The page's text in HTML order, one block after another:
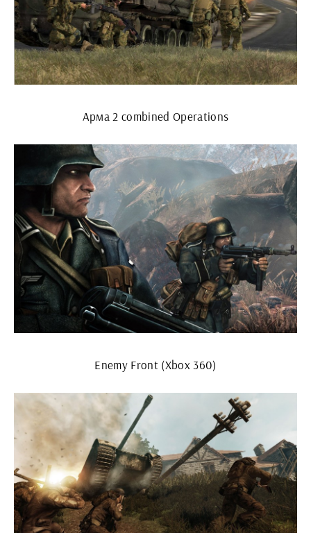
Арма 2 combined Operations
Enemy Front (Xbox 360)